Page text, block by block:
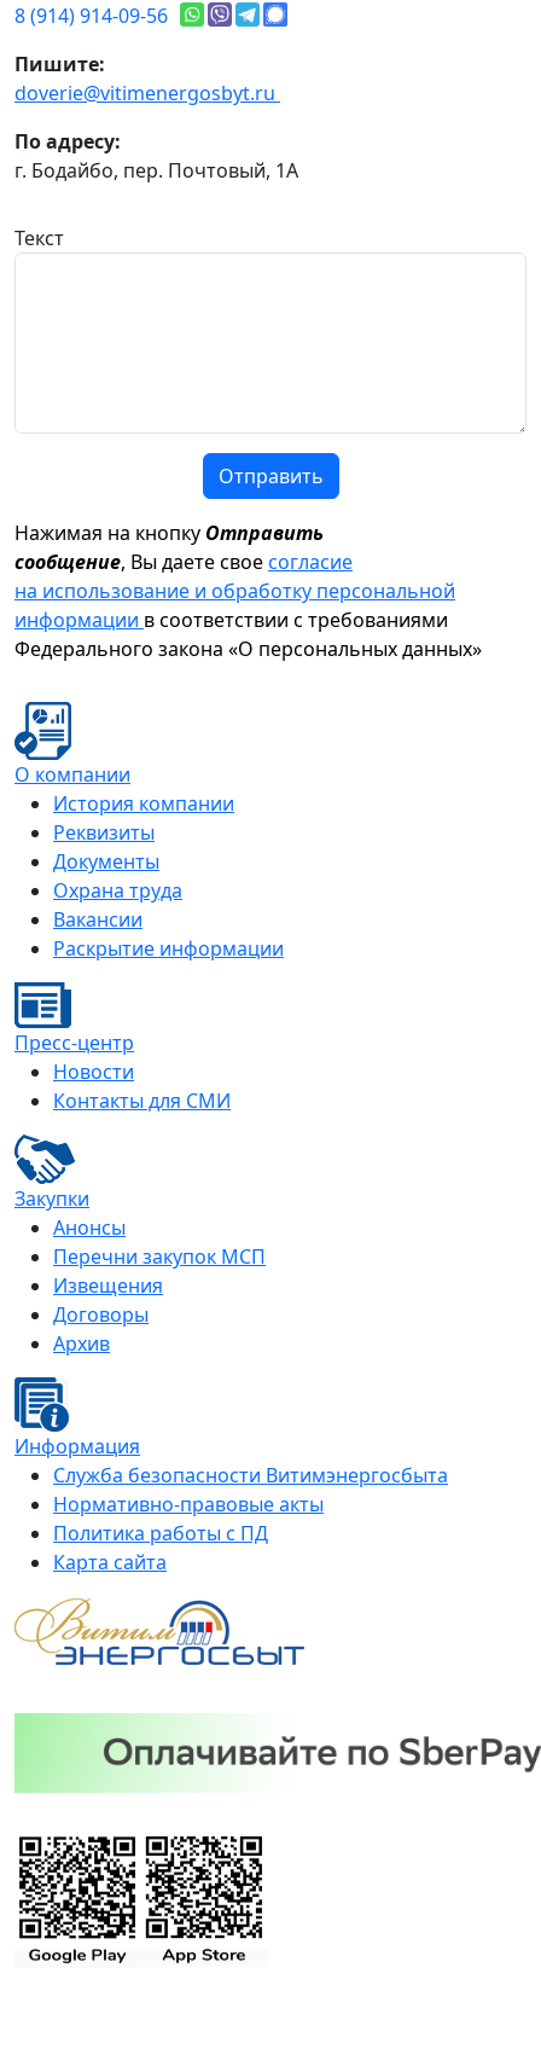
8 (914) 914-09-56
Пишите:
doverie@vitimenergosbyt.ru
По адресу:
г. Бодайбо, пер. Почтовый, 1А
Текст
Отправить
Нажимая на кнопку Отправить
сообщение, Вы даете своесогласие
на использование и обработку персональной
информации в соответствии с требованиями
Федерального закона «О персональных данных»
О компании
История компании
Реквизиты
Документы
Охрана труда
Вакансии
Раскрытие информации
Пресс-центр
Новости
Контакты для СМИ
Закупки
Анонсы
Перечни закупок МСП
Извещения
Договоры
Архив
Информация
Служба безопасности Витимэнергосбыта
Нормативно-правовые акты
Политика работы с ПД
Карта сайта